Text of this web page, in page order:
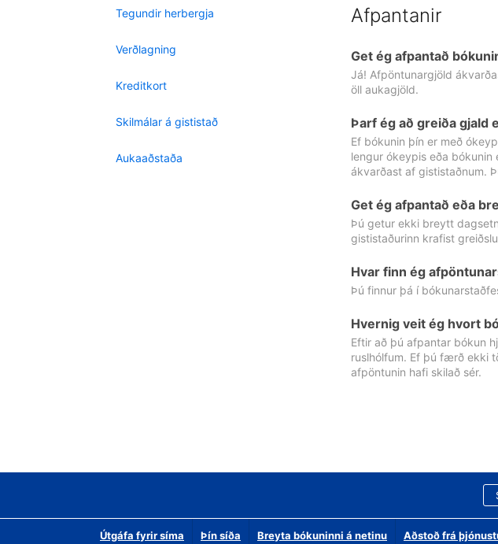
Tegundir herbergja
Verðlagning
Kreditkort
Skilmálar á gististað
Aukaaðstaða
Afpantanir
Get ég afpantað
Já! Afpöntunargjöld
öll aukagjöld.
Þarf ég að greiða gjald
Ef bókunin þín er með
lengur ókeypis eða
ákvarðast af gististaðnum.
Get ég afpantað eða
Þú getur ekki breytt
gististaðurinn krafist
Hvar finn ég
Þú finnur þá í
Hvernig veit ég hvort
Eftir að þú afpantar bókun
ruslhólfum. Ef þú færð ekki
afpöntunin hafi skilað sér.
Útgáfa fyrir síma Þín síða Breyta bókuninni á netinu Aðstoð frá